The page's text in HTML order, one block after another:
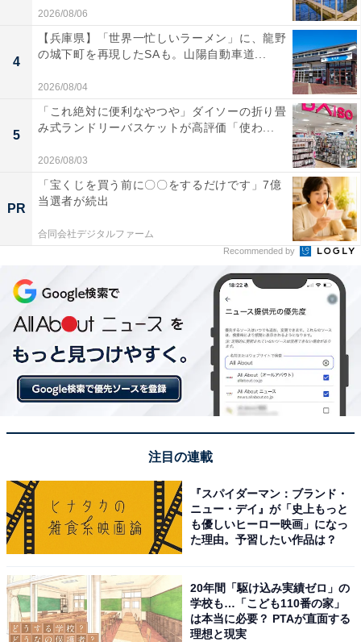
2026/08/06
4
【兵庫県】「世界一忙しいラーメン」に、龍野
の城下町を再現したSAも。山陽自動車道...
2026/08/04
5
「これ絶対に便利なやつや」ダイソーの折り畳
み式ランドリーバスケットが高評価「使わ...
2026/08/03
PR
「宝くじを買う前に〇〇をするだけです」7億
当選者が続出
合同会社デジタルファーム
Recommended by
注目の連載
『スパイダーマン：ブランド・
ニュー・デイ』が「史上もっと
も優しいヒーロー映画」になっ
た理由。予習したい作品は？
20年間「駆け込み実績ゼロ」の
学校も…「こども110番の家」
は本当に必要？ PTAが直面する
理想と現実